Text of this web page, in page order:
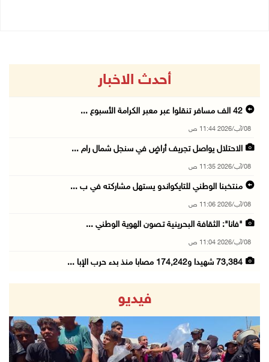
أحدث الاخبار
42 الف مسافر تنقلوا عبر معبر الكرامة الأسبوع ...
08/آب/2026 11:44 ص
الاحتلال يواصل تجريف أراضٍ في سنجل شمال رام ...
08/آب/2026 11:35 ص
منتخبنا الوطني للتايكواندو يستهل مشاركته في ب ...
08/آب/2026 11:06 ص
"فانا": الثقافة البحرينية تـصون الهوية الوطني ...
08/آب/2026 11:04 ص
73,384 شهيدا و174,242 مصابا منذ بدء حرب الإبا ...
مستعمرون إرهابيون يهاجمون منزلا ويقتحمون مناط ...
08/آب/2026 10:22 ص
قوات الاحتلال تجري تحقيقات ميدانية مع عشرات ا ...
08/آب/2026 10:18 ص
فيديو